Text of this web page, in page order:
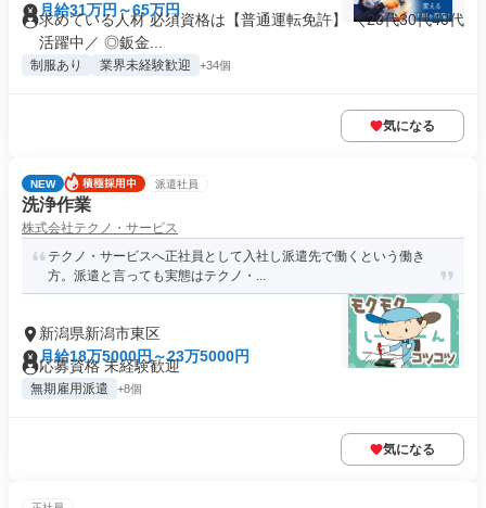
月給31万円～65万円
求めている人材 必須資格は【普通運転免許】 ＼20代30代40代
活躍中／ ◎鈑金...
制服あり 業界未経験歓迎 +34個
気になる
NEW 派遣社員
洗浄作業
株式会社テクノ・サービス
テクノ・サービスへ正社員として入社し派遣先で働くという働き
方。派遣と言っても実態はテクノ・...
新潟県新潟市東区
月給18万5000円～23万5000円
応募資格 未経験歓迎
無期雇用派遣 +8個
気になる